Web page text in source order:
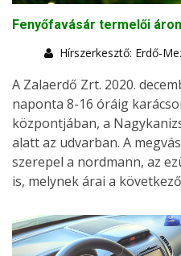
Fenyőfavásár termelői
Hírszerkesztő: Erdő-
A Zalaerdő Zrt. 2020.
naponta 8-16 óráig
központjában, a
alatt az udvarban. A
szerepel a nordmann, az
is, melynek árai a